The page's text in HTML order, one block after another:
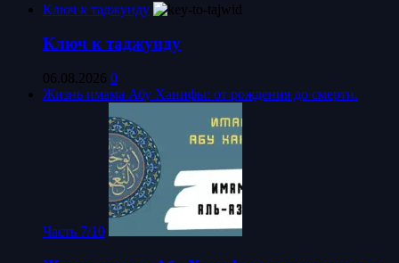
Ключ к таджуиду
Ключ к таджуиду
06.08.2026 0
Жизнь имама Абу Ханифы: от рождения до смерти.
Часть 7/10